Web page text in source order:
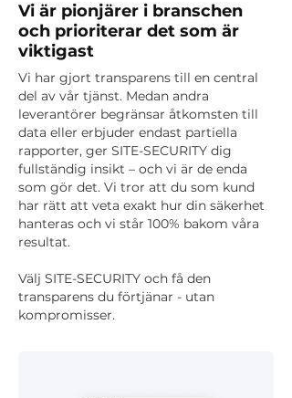
Vi är pionjärer i branschen
och prioriterar det som är
viktigast
Vi har gjort transparens till en central
del av vår tjänst. Medan andra
leverantörer begränsar åtkomsten till
data eller erbjuder endast partiella
rapporter, ger SITE-SECURITY dig
fullständig insikt – och vi är de enda
som gör det. Vi tror att du som kund
har rätt att veta exakt hur din säkerhet
hanteras och vi står 100% bakom våra
resultat.
Välj SITE-SECURITY och få den
transparens du förtjänar - utan
kompromisser.